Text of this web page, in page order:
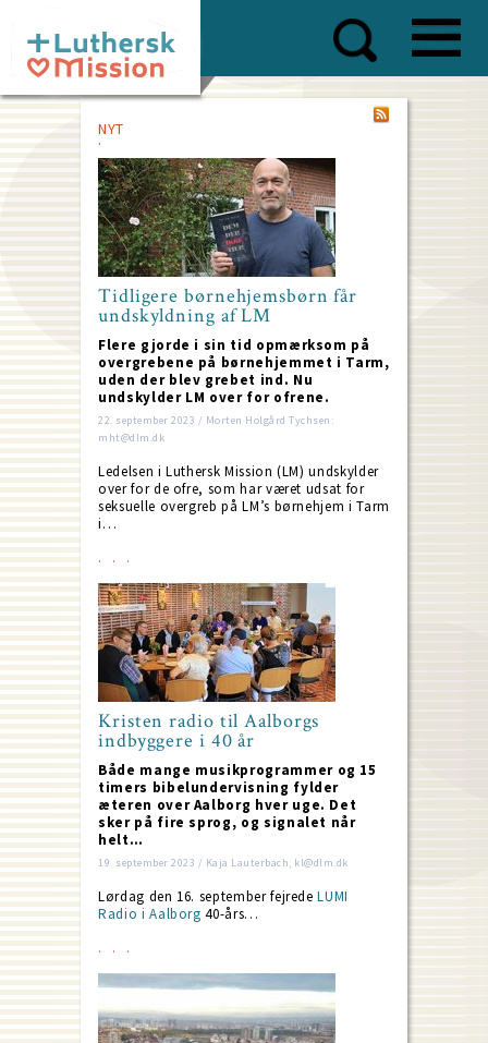
main
content
NYT
Tidligere børnehjemsbørn får
undskyldning af LM
Flere gjorde i sin tid opmærksom på
overgrebene på børnehjemmet i Tarm,
uden der blev grebet ind. Nu
undskylder LM over for ofrene.
22. september 2023 / Morten Holgård Tychsen:
mht@dlm.dk
Ledelsen i Luthersk Mission (LM) undskylder
over for de ofre, som har været udsat for
seksuelle overgreb på LM’s børnehjem i Tarm
i…
Kristen radio til Aalborgs
indbyggere i 40 år
Både mange musikprogrammer og 15
timers bibelundervisning fylder
æteren over Aalborg hver uge. Det
sker på fire sprog, og signalet når
helt…
19. september 2023 / Kaja Lauterbach, kl@dlm.dk
Lørdag den 16. september fejredeLUMI
Radio i Aalborg 40-års…